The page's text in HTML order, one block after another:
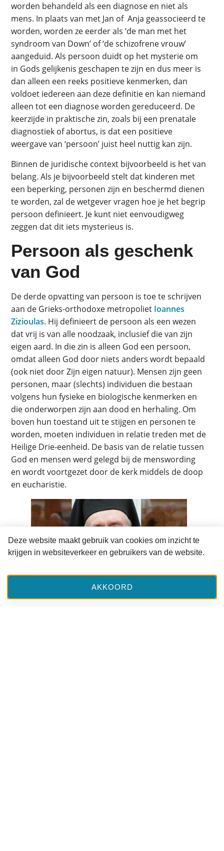
worden behandeld als een diagnose en niet als
mens. In plaats van met Jan of Anja geassocieerd te
worden, worden ze eerder als ‘de man met het
syndroom van Down’ of ‘de schizofrene vrouw’
aangeduid. Als persoon duidt op het mysterie om
in Gods gelijkenis geschapen te zijn en dus meer is
dan alleen een reeks positieve kenmerken, dan
voldoet iedereen aan deze definitie en kan niemand
alleen tot een diagnose worden gereduceerd. De
keerzijde in praktische zin, zoals bij een prenatale
diagnostiek of abortus, is dat een positieve
weergave van ‘persoon’ juist heel nuttig kan zijn.
Binnen de juridische context bijvoorbeeld is het van
belang. Als je bijvoorbeeld stelt dat kinderen met
een beperking, personen zijn en beschermd dienen
te worden, zal de wetgever vragen hoe je het begrip
persoon definieert. Je kunt niet eenvoudigweg
zeggen dat dit iets mysterieus is.
Persoon als geschenk
van God
De derde opvatting van persoon is toe te schrijven
aan de Grieks-orthodoxe metropoliet Ioannes
Zizioulas. Hij definieert de persoon als een wezen
dat vrij is van alle noodzaak, inclusief die van zijn
eigen aard. In die zin is alleen God een persoon,
omdat alleen God door niets anders wordt bepaald
(ook niet door Zijn eigen natuur). Mensen zijn geen
personen, maar (slechts) individuen die bestaan
volgens hun fysieke en biologische kenmerken en
die onderworpen zijn aan dood en herhaling. Om
boven hun toestand uit te stijgen en personen te
worden, moeten individuen in relatie treden met de
Heilige Drie-eenheid. De basis van de relatie tussen
God en mensen werd gelegd bij de menswording
en wordt voortgezet door de kerk middels de doop
en eucharistie.
Deze website maakt gebruik van cookies om inzicht te
krijgen in websiteverkeer en gebruikers van de website.
AKKOORD